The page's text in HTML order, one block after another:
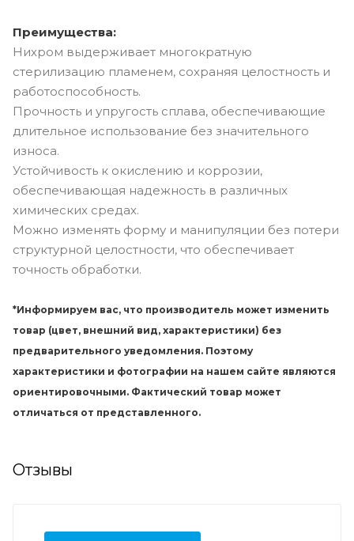
Преимущества:
Нихром выдерживает многократную
стерилизацию пламенем, сохраняя целостность и
работоспособность.
Прочность и упругость сплава, обеспечивающие
длительное использование без значительного
износа.
Устойчивость к окислению и коррозии,
обеспечивающая надежность в различных
химических средах.
Можно изменять форму и манипуляции без потери
структурной целостности, что обеспечивает
точность обработки.
*Информируем вас, что производитель может изменить
товар (цвет, внешний вид, характеристики) без
предварительного уведомления. Поэтому
характеристики и фотографии на нашем сайте являются
ориентировочными. Фактический товар может
отличаться от представленного.
Отзывы